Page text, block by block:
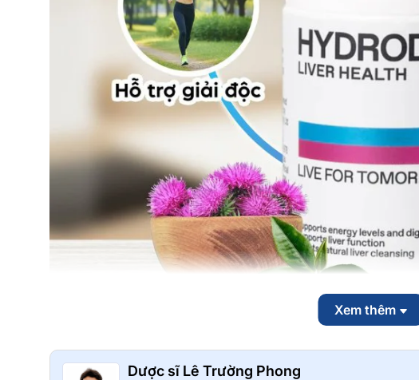
Xem thêm
Dược sĩ Lê Trường Phong